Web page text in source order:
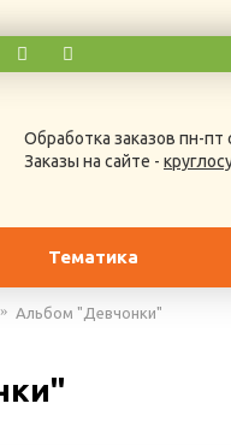
Обработка заказов пн-пт
Заказы на сайте -
Тематика
Альбом "Девчонки"